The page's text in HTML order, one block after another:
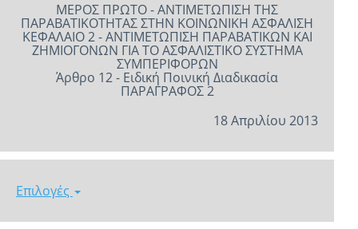
ΜΕΡΟΣ ΠΡΩΤΟ - ΑΝΤΙΜΕΤΩΠΙΣΗ ΤΗΣ
ΠΑΡΑΒΑΤΙΚΟΤΗΤΑΣ ΣΤΗΝ ΚΟΙΝΩΝΙΚΗ ΑΣΦΑΛΙΣΗ
ΚΕΦΑΛΑΙΟ 2 - ΑΝΤΙΜΕΤΩΠΙΣΗ ΠΑΡΑΒΑΤΙΚΩΝ ΚΑΙ
ΖΗΜΙΟΓΟΝΩΝ ΓΙΑ ΤΟ ΑΣΦΑΛΙΣΤΙΚΟ ΣΥΣΤΗΜΑ
ΣΥΜΠΕΡΙΦΟΡΩΝ
Άρθρο 12 - Ειδική Ποινική Διαδικασία
ΠΑΡΑΓΡΑΦΟΣ 2
18 Απριλίου 2013
Επιλογές